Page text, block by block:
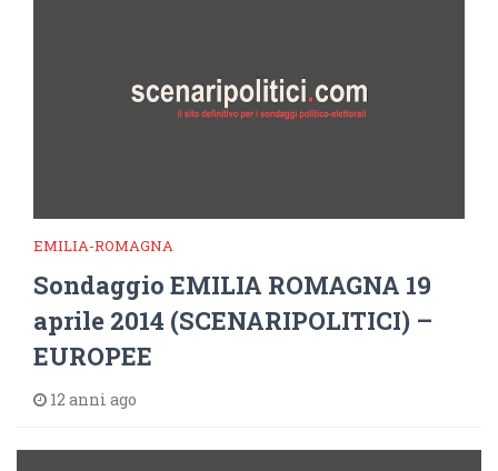
EMILIA-ROMAGNA
Sondaggio EMILIA ROMAGNA 19
aprile 2014 (SCENARIPOLITICI) –
EUROPEE
12 anni ago